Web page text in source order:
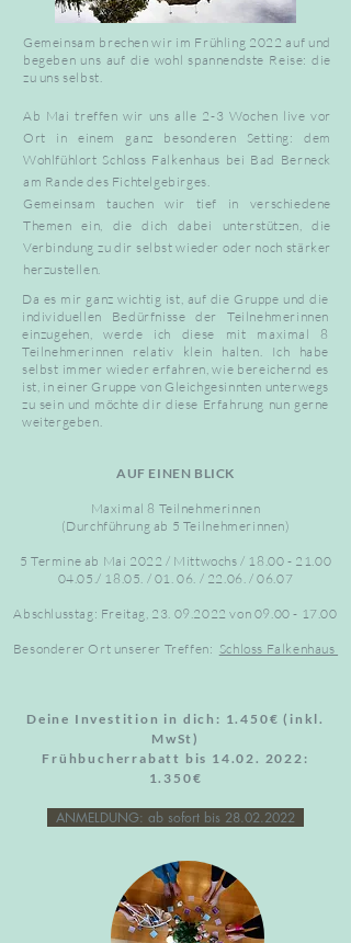
Gemeinsam brechen wir im Frühling 2022 auf und
begeben uns auf die wohl spannendste Reise: die
zu uns selbst.
Ab Mai treffen wir uns alle 2-3 Wochen live vor
Ort in einem ganz besonderen Setting: dem
Wohlfühlort Schloss Falkenhaus bei Bad Berneck
am Rande des Fichtelgebirges.
Gemeinsam tauchen wir tief in verschiedene
Themen ein, die dich dabei unterstützen, die
Verbindung zu dir selbst wieder oder noch stärker
herzustellen.
Da es mir ganz wichtig ist, auf die Gruppe und die
individuellen Bedürfnisse der Teilnehmerinnen
einzugehen, werde ich diese mit maximal 8
Teilnehmerinnen relativ klein halten. Ich habe
selbst immer wieder erfahren, wie bereichernd es
ist, in einer Gruppe von Gleichgesinnten unterwegs
zu sein und möchte dir diese Erfahrung nun gerne
weitergeben.
AUF EINEN BLICK
Maximal 8 Teilnehmerinnen
(Durchführung ab 5 Teilnehmerinnen)
5 Termine ab Mai 2022 / Mittwochs / 18.00 - 21.00
04.05./ 18.05. / 01. 06. / 22.06. / 06.07
Abschlusstag: Freitag, 23. 09.2022 von 09.00 - 17.00
Besonderer Ort unserer Treffen: Schloss Falkenhaus
Deine Investition in dich: 1.450€ (inkl.
MwSt)
Frühbucherrabatt bis 14.02. 2022 :
1.350€
ANMELDUNG: ab sofort bis 28.02.2022